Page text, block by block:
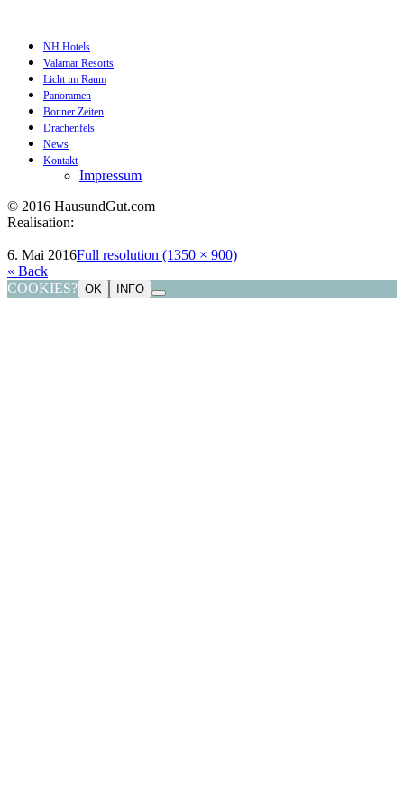
NH Hotels
Valamar Resorts
Licht im Raum
Panoramen
Bonner Zeiten
Drachenfels
News
Kontakt
Impressum
© 2016 HausundGut.com
Realisation:
6. Mai 2016Full resolution (1350 × 900)
« Back
COOKIES? OK INFO